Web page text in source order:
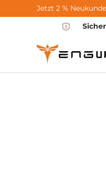
Zum Inhalt
Jetzt 2 %